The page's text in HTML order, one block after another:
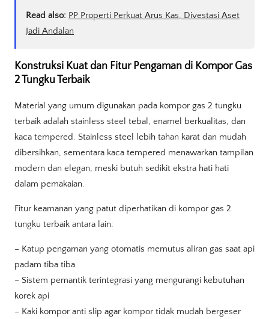
Read also: PP Properti Perkuat Arus Kas, Divestasi Aset
Jadi Andalan
Konstruksi Kuat dan Fitur Pengaman di Kompor Gas
2 Tungku Terbaik
Material yang umum digunakan pada kompor gas 2 tungku
terbaik adalah stainless steel tebal, enamel berkualitas, dan
kaca tempered. Stainless steel lebih tahan karat dan mudah
dibersihkan, sementara kaca tempered menawarkan tampilan
modern dan elegan, meski butuh sedikit ekstra hati hati
dalam pemakaian.
Fitur keamanan yang patut diperhatikan di kompor gas 2
tungku terbaik antara lain:
– Katup pengaman yang otomatis memutus aliran gas saat api
padam tiba tiba
– Sistem pemantik terintegrasi yang mengurangi kebutuhan
korek api
– Kaki kompor anti slip agar kompor tidak mudah bergeser